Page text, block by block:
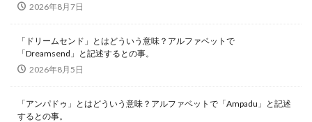
2026年8月7日
「ドリームセンド」とはどういう意味？アルファベットで
「Dreamsend」と記述するとの事。
2026年8月5日
「アンパドゥ」とはどういう意味？アルファベットで「Ampadu」と記述
するとの事。